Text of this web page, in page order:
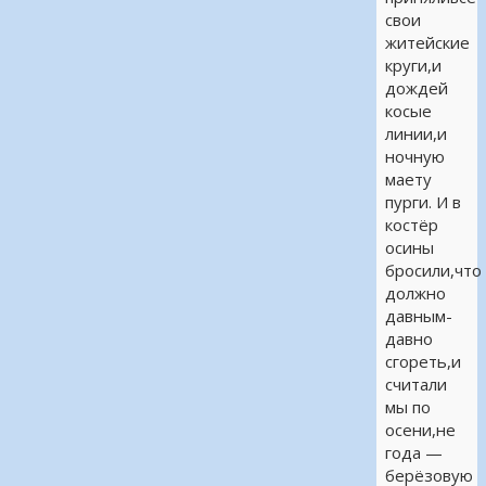
свои
житейские
круги,и
дождей
косые
линии,и
ночную
маету
пурги. И в
костёр
осины
бросили,что
должно
давным-
давно
сгореть,и
считали
мы по
осени,не
года —
берёзовую